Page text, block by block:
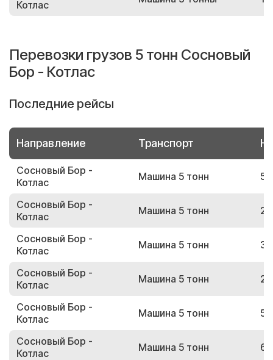
Котлас
Перевозки грузов 5 тонн Сосновый
Бор - Котлас
Последние рейсы
Направление Транспорт
Сосновый Бор -
Котлас
Машина 5 тонн
Сосновый Бор -
Котлас
Машина 5 тонн
Сосновый Бор -
Котлас
Машина 5 тонн
Сосновый Бор -
Котлас
Машина 5 тонн
Сосновый Бор -
Котлас
Машина 5 тонн
Сосновый Бор -
Котлас
Машина 5 тонн